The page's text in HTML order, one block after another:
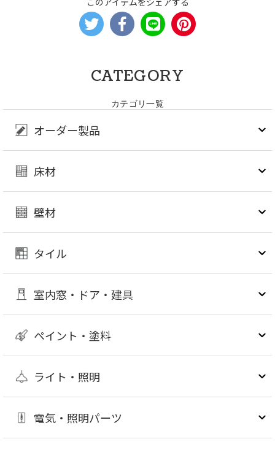
CATEGORY
カテゴリ一覧
オーダー製品
床材
壁材
タイル
室内窓・ドア・建具
ペイント・塗料
ライト・照明
電気・照明パーツ